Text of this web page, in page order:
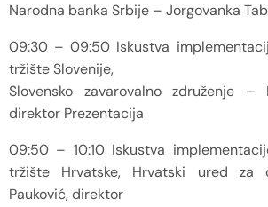
Narodna banka Srbije – Jorgovanka
09:30 – 09:50 Iskustva
tržište Slovenije,
Slovensko zavarovalno združenje –
direktor Prezentacija
09:50 – 10:10 Iskustva
tržište Hrvatske, Hrvatski ured za
Pauković, direktor